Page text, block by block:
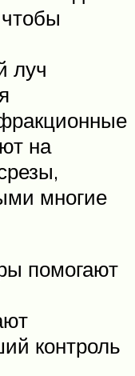
луч
на
многие
помогают
контроль